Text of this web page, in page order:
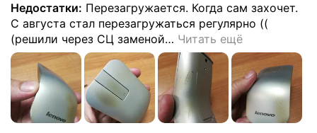
Недостатки: Перезагружается. Когда сам захочет.
С августа стал перезагружаться регулярно ((
(решили через СЦ заменой… Читать ещё